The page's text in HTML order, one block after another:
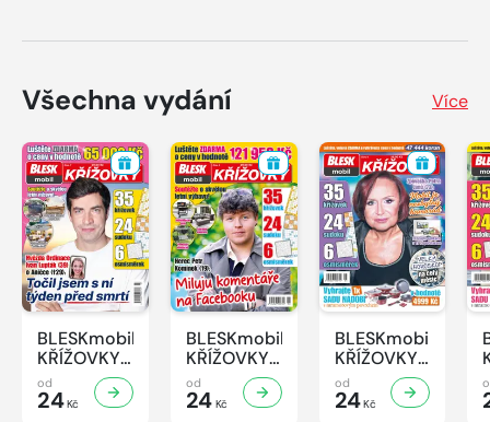
Všechna vydání Více
BLESKmobil
KŘÍŽOVKY
- 7/2026
od
24Kč
BLESKmobil
KŘÍŽOVKY
- 6/2026
od
24Kč
BLESKmobil
KŘÍŽOVKY
- 5/2026
od
24Kč